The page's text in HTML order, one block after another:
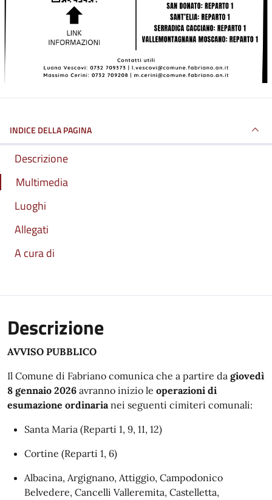
INDICE DELLA PAGINA
Descrizione
Multimedia
Luoghi
Allegati
A cura di
Descrizione
AVVISO PUBBLICO
Il Comune di Fabriano comunica che a partire da giovedì
8 gennaio 2026 avranno inizio le operazioni di
esumazione ordinarianei seguenti cimiteri comunali:
Santa Maria (Reparti 1, 9, 11, 12)
Cortine (Reparti 1, 6)
Albacina, Argignano, Attiggio, Campodonico
Belvedere, Cancelli Valleremita, Castelletta,